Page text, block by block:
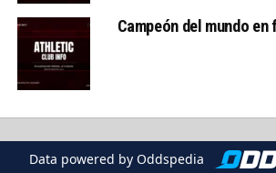
Campeón del mundo en
Data powered by Oddspedia